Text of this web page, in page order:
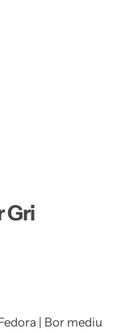
Gri
| Bor mediu